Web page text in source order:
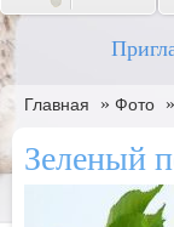
Главная » Фото »
Зеленый